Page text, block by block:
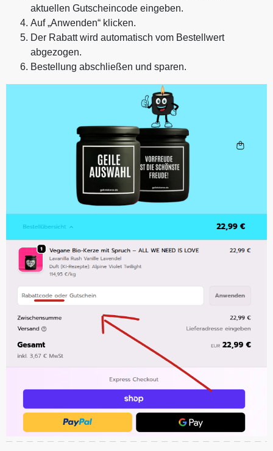
aktuellen Gutscheincode eingeben.
Auf „Anwenden“ klicken.
Der Rabatt wird automatisch vom Bestellwert
abgezogen.
Bestellung abschließen und sparen.